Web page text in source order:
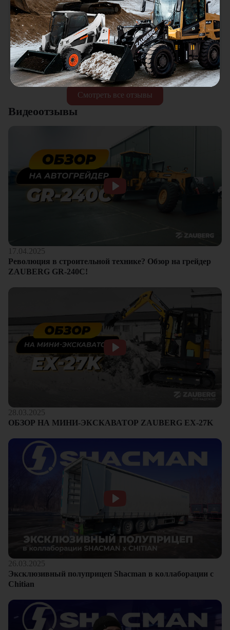
Смотреть все отзывы
ГЖ
Городской житель
18.01.2026
Мини погрузчик в работе понравился, хорошая
универсальная техника. Отличное соотношение цены и
качества. Отдельный плюс это внимательное отношение к
клиентам.
Видеоотзывы
17.04.2025
Революция в строительной технике? Обзор на грейдер
ZAUBERG GR-240C!
28.03.2025
ОБЗОР НА МИНИ-ЭКСКАВАТОР ZAUBERG EX-27K
26.03.2025
Эксклюзивный полуприцеп Shacman в коллаборации с
Chitian